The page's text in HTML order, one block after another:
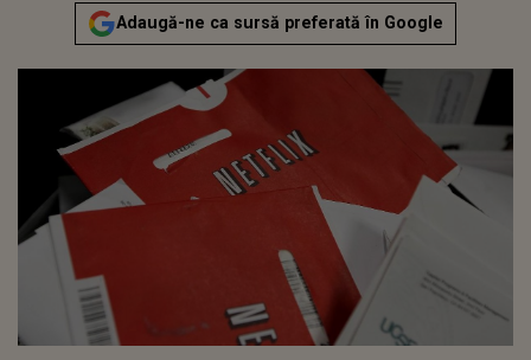
Adaugă-ne ca sursă preferată în Google